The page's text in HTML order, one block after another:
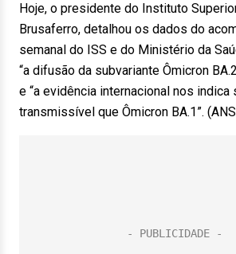
Hoje, o presidente do Instituto
Brusaferro, detalhou os dados do
semanal do ISS e do Ministério da
“a difusão da subvariante Ômicron
e “a evidência internacional nos indica
transmissível que Ômicron BA.1”.